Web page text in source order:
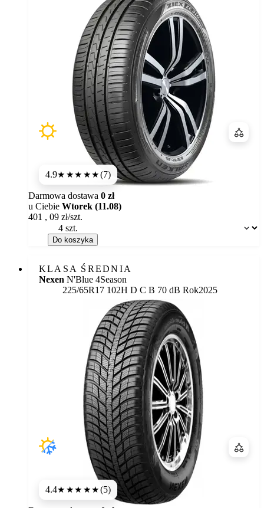
4.9★★★★★(7)
Dostępność:
Darmowa dostawa 0 zł
u Ciebie Wtorek (11.08)
401 , 09 zł/szt.
Do koszyka
KLASA ŚREDNIA
Nexen N'Blue 4Season
225/65R17 102H Etykieta:
D C B 70 dB Rok2025
4.4★★★★★(5)